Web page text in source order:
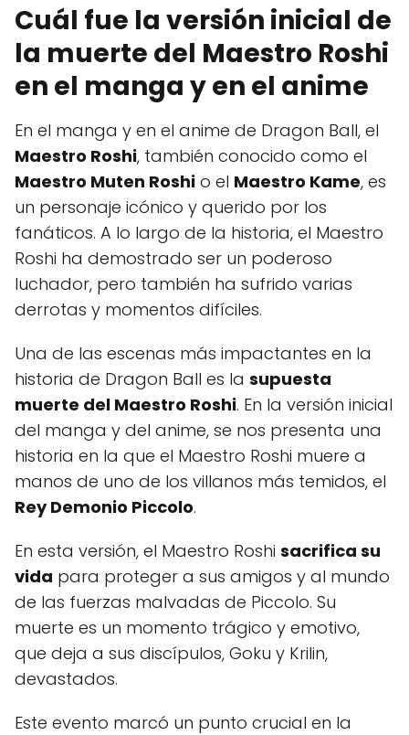
Cuál fue la versión inicial de
la muerte del Maestro Roshi
en el manga y en el anime
En el manga y en el anime de Dragon Ball, el
Maestro Roshi, también conocido como el
Maestro Muten Roshi o el Maestro Kame, es
un personaje icónico y querido por los
fanáticos. A lo largo de la historia, el Maestro
Roshi ha demostrado ser un poderoso
luchador, pero también ha sufrido varias
derrotas y momentos difíciles.
Una de las escenas más impactantes en la
historia de Dragon Ball es la supuesta
muerte del Maestro Roshi. En la versión inicial
del manga y del anime, se nos presenta una
historia en la que el Maestro Roshi muere a
manos de uno de los villanos más temidos, el
Rey Demonio Piccolo.
En esta versión, el Maestro Roshi sacrifica su
vida para proteger a sus amigos y al mundo
de las fuerzas malvadas de Piccolo. Su
muerte es un momento trágico y emotivo,
que deja a sus discípulos, Goku y Krilin,
devastados.
Este evento marcó un punto crucial en la